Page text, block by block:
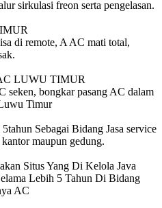
sirkulasi freon serta pengelasan.
di remote, A AC mati total,
LUWU TIMUR
seken, bongkar pasang AC dalam
Timur
Sebagai Bidang Jasa service
maupun gedung.
Situs Yang Di Kelola Java
Lebih 5 Tahun Di Bidang
AC